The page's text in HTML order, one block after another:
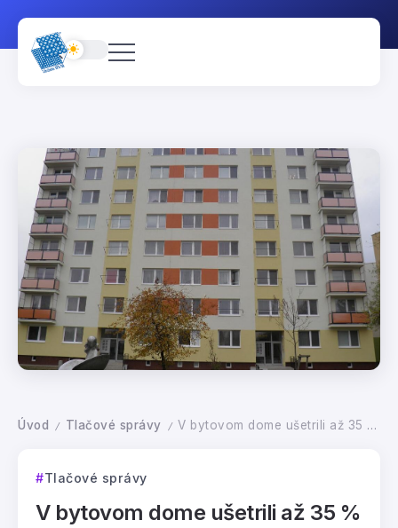
Úvod / Tlačové správy / V bytovom dome ušetrili až 35 % na vykurovaní
Tlačové správy
V bytovom dome ušetrili až 35 %